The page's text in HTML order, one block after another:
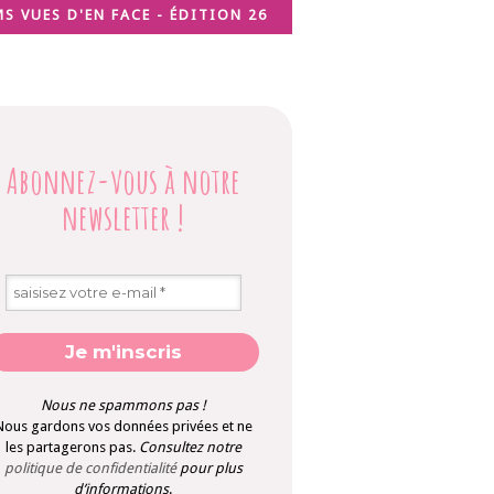
VUES D'EN FACE - ÉDITION 26
Abonnez-vous à notre
newsletter !
Nous ne spammons pas !
gardons vos données privées et ne
les partagerons pas. Consultez notre
politique de confidentialité pour plus
d’informations.